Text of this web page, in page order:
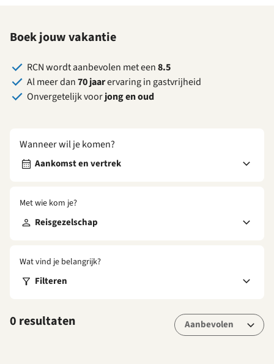
Boek jouw vakantie
RCN wordt aanbevolen met een8.5
Al meer dan70 jaarervaring in gastvrijheid
Onvergetelijk voorjong en oud
Wanneer wil je komen?
Aankomst en vertrek
Met wie kom je?
Reisgezelschap
Wat vind je belangrijk?
Filteren
0 resultaten